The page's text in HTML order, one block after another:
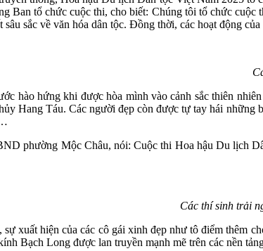
Ban tổ chức cuộc thi, cho biết: Chúng tôi tổ chức
sắc về văn hóa dân tộc. Đồng thời, các hoạt động
hào hứng khi được hòa mình vào cảnh sắc thiên
Hang Táu. Các người đẹp còn được tự tay hái những
phường Mộc Châu, nói: Cuộc thi Hoa hậu Du lịch
Các thí sinh trải
xuất hiện của các cô gái xinh đẹp như tô điểm thêm
Bạch Long được lan truyền mạnh mẽ trên các nền